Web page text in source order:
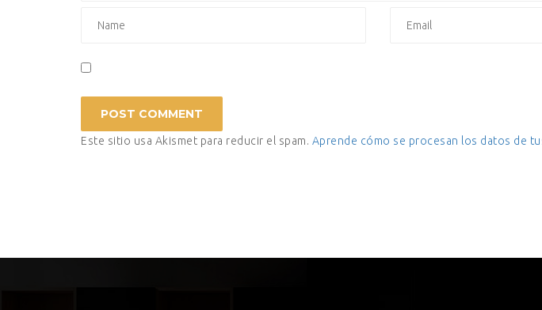
Este sitio usa Akismet para reducir el spam. Aprende cómo se procesan los datos de